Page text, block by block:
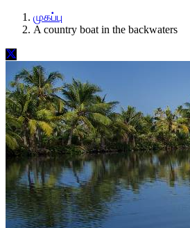
முகப்பு
A country boat in the backwaters